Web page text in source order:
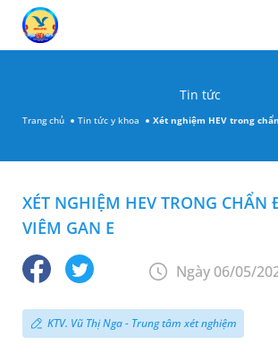
Tin tức
Trang chủ Tin tức y khoa Xét nghiệm HEV trong chẩn
XÉT NGHIỆM HEV TRONG CHẨN
VIÊM GAN E
Ngày 06/05/
KTV. Vũ Thị Nga - Trung tâm xét nghiệm